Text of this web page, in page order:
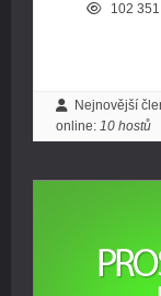
102 351
Nejnovější
online: 10 hostů